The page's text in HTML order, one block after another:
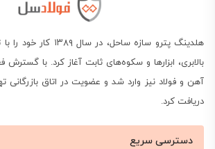
هلدینگ پترو سازه ساحل،
بالابری، ابزارها و سکوه‌های ثابت آغاز کرد. با
آهن و فولاد نیز وارد شد و عضویت در اتاق بازرگانی
دریافت کرد.
دسترسی سریع